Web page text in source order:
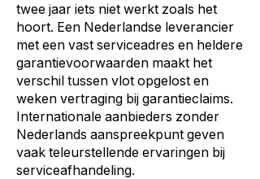
twee jaar iets niet werkt zoals het
hoort. Een Nederlandse leverancier
met een vast serviceadres en heldere
garantievoorwaarden maakt het
verschil tussen vlot opgelost en
weken vertraging bij garantieclaims.
Internationale aanbieders zonder
Nederlands aanspreekpunt geven
vaak teleurstellende ervaringen bij
serviceafhandeling.